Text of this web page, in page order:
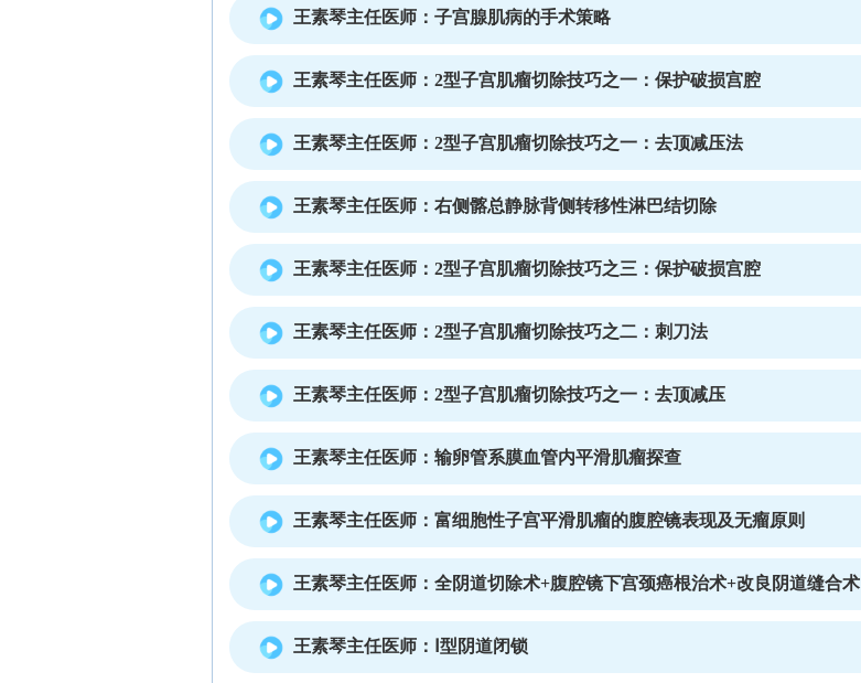
王素琴主任医师：子宫腺肌病的手术策略
王素琴主任医师：2型子宫肌瘤切除技巧之一：保护破损宫腔
王素琴主任医师：2型子宫肌瘤切除技巧之一：去顶减压法
王素琴主任医师：右侧髂总静脉背侧转移性淋巴结切除
王素琴主任医师：2型子宫肌瘤切除技巧之三：保护破损宫腔
王素琴主任医师：2型子宫肌瘤切除技巧之二：刺刀法
王素琴主任医师：2型子宫肌瘤切除技巧之一：去顶减压
王素琴主任医师：输卵管系膜血管内平滑肌瘤探查
王素琴主任医师：富细胞性子宫平滑肌瘤的腹腔镜表现及无瘤原则
王素琴主任医师：全阴道切除术+腹腔镜下宫颈癌根治术+改良阴道缝合术
王素琴主任医师：Ⅰ型阴道闭锁